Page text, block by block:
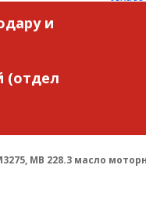
и
(отдел
MB 228.3 масло